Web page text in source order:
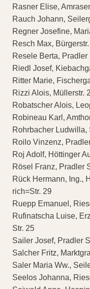
Rasner Elise,
Rauch Johann,
Regner Josefine,
Resch Max,
Resele Berta, Pradler
Riedl Josef,
Ritter Marie,
Rizzi Alois, Müllerstr.
Robatscher Alois,
Robineau Karl,
Rohrbacher Ludwilla,
Roilo Vinzenz,
Roj Adolf, Höttinger
Rösel Franz, Pradler
Rück Hermann, Ing.,
rich=Str. 29
Ruepp Emanuel,
Rufinatscha Luise,
Str. 25
Sailer Josef, Pradler
Salcher Fritz,
Saler Maria Ww.,
Seelos Johanna,